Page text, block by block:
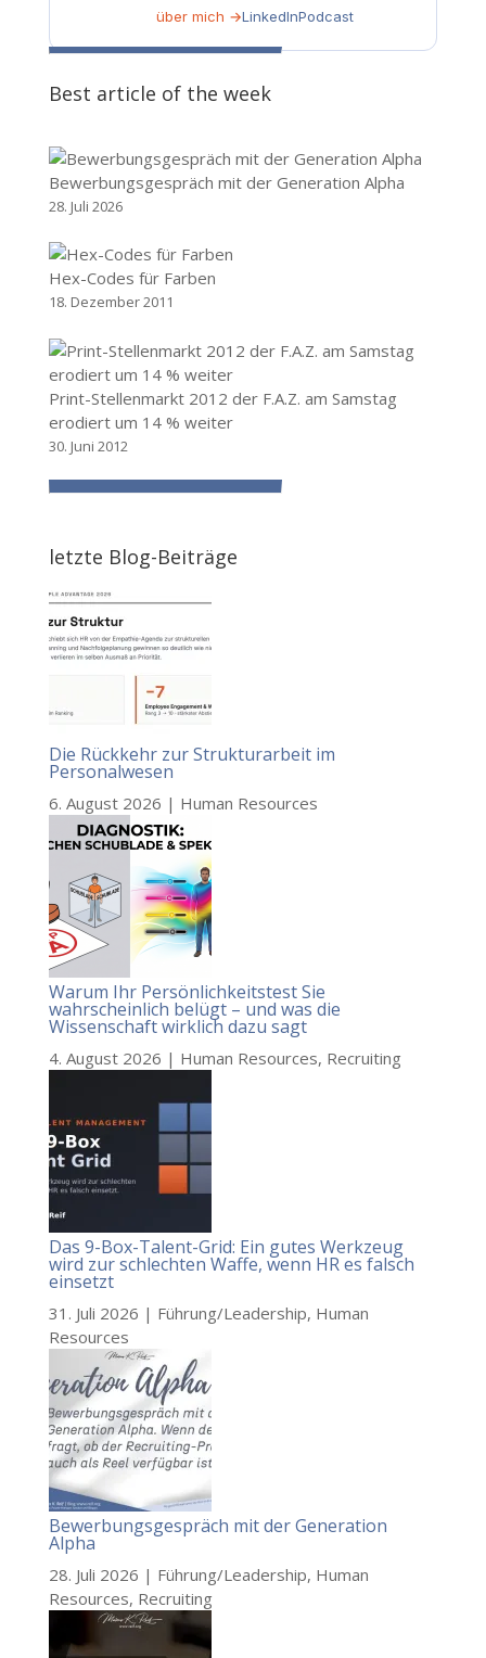
über mich →LinkedInPodcast
Best article of the week
Bewerbungsgespräch mit der Generation Alpha
28. Juli 2026
Hex-Codes für Farben
18. Dezember 2011
Print-Stellenmarkt 2012 der F.A.Z. am Samstag
erodiert um 14 % weiter
30. Juni 2012
letzte Blog-Beiträge
Die Rückkehr zur Strukturarbeit im
Personalwesen
6. August 2026 | Human Resources
Warum Ihr Persönlichkeitstest Sie
wahrscheinlich belügt – und was die
Wissenschaft wirklich dazu sagt
4. August 2026 | Human Resources, Recruiting
Das 9-Box-Talent-Grid: Ein gutes Werkzeug
wird zur schlechten Waffe, wenn HR es falsch
einsetzt
31. Juli 2026 | Führung/Leadership, Human
Resources
Bewerbungsgespräch mit der Generation
Alpha
28. Juli 2026 | Führung/Leadership, Human
Resources, Recruiting